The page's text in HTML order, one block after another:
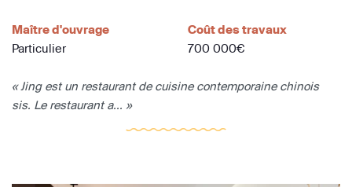
Maître d'ouvrage
Particulier
Coût des travaux
700 000€
« Jing est un restaurant de cuisine contemporaine chinois
sis. Le restaurant a... »